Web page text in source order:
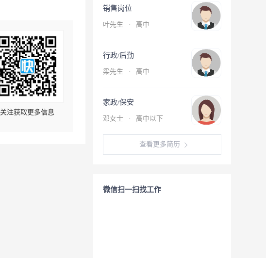
关注获取更多信息
销售岗位
叶先生 · 高中
行政/后勤
梁先生 · 高中
家政/保安
邓女士 · 高中以下
查看更多简历
微信扫一扫找工作